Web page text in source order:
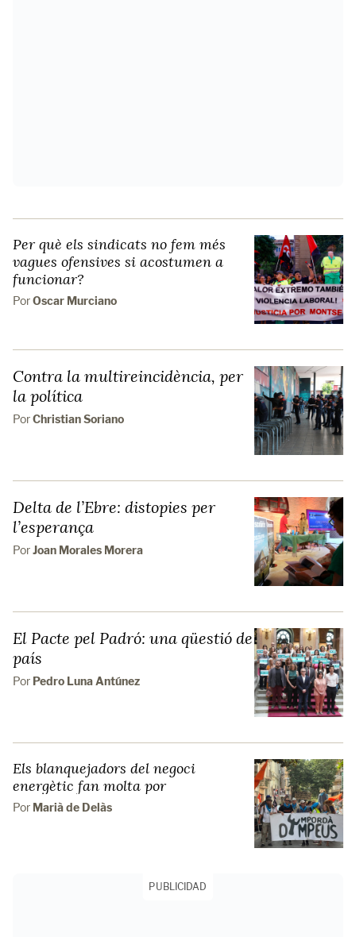
Per què els sindicats no fem més
vagues ofensives si acostumen a
funcionar?
PorOscar Murciano
Contra la multireincidència, per
la política
PorChristian Soriano
Delta de l’Ebre: distopies per
l’esperança
PorJoan Morales Morera
El Pacte pel Padró: una qüestió de
país
Por Pedro Luna Antúnez
Els blanquejadors del negoci
energètic fan molta por
Por Marià de Delàs
PUBLICIDAD